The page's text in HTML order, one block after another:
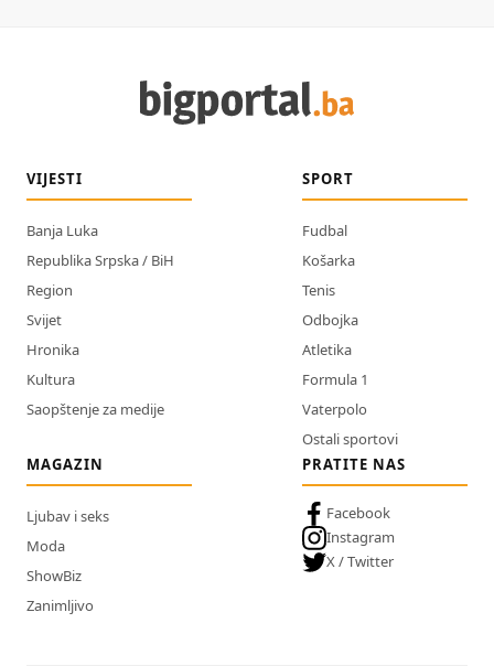
VIJESTI
Banja Luka
Republika Srpska / BiH
Region
Svijet
Hronika
Kultura
Saopštenje za medije
SPORT
Fudbal
Košarka
Tenis
Odbojka
Atletika
Formula 1
Vaterpolo
Ostali sportovi
MAGAZIN
Ljubav i seks
Moda
ShowBiz
Zanimljivo
PRATITE NAS
Facebook
Instagram
X / Twitter